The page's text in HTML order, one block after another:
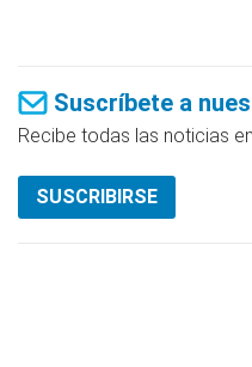
Suscríbete a
Recibe todas las noticias
SUSCRIBIRSE